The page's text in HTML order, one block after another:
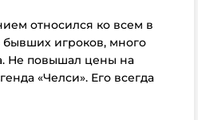
относился ко всем в
бывших игроков, много
Не повышал цены на
«Челси». Его всегда